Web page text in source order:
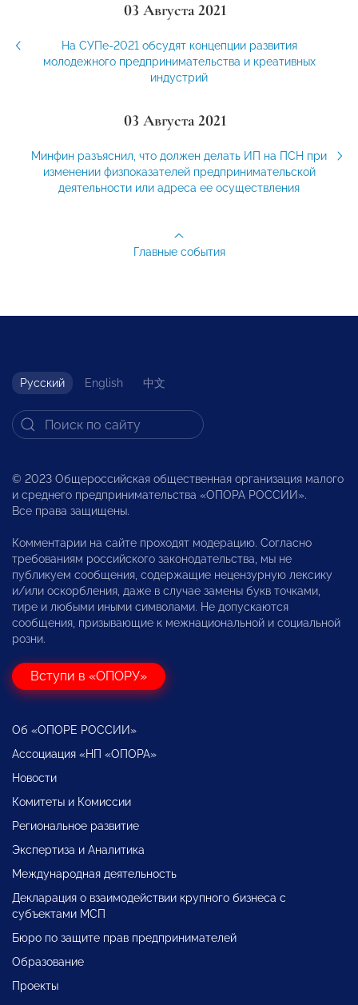
03 Августа 2021
На СУПе-2021 обсудят концепции развития
молодежного предпринимательства и креативных
индустрий
03 Августа 2021
Минфин разъяснил, что должен делать ИП на ПСН при
изменении физпоказателей предпринимательской
деятельности или адреса ее осуществления
Главные события
Русский English 中文
© 2023 Общероссийская общественная организация малого
и среднего предпринимательства «ОПОРА РОССИИ».
Все права защищены.
Комментарии на сайте проходят модерацию. Согласно
требованиям российского законодательства, мы не
публикуем сообщения, содержащие нецензурную лексику
и/или оскорбления, даже в случае замены букв точками,
тире и любыми иными символами. Не допускаются
сообщения, призывающие к межнациональной и социальной
розни.
Вступи в «ОПОРУ»
Об «ОПОРЕ РОССИИ»
Ассоциация «НП «ОПОРА»
Новости
Комитеты и Комиссии
Региональное развитие
Экспертиза и Аналитика
Международная деятельность
Декларация о взаимодействии крупного бизнеса с
субъектами МСП
Бюро по защите прав предпринимателей
Образование
Проекты